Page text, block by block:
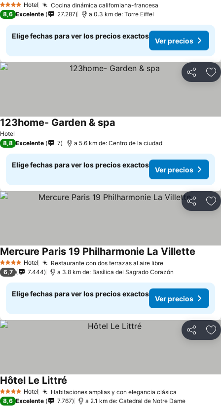
4 EstrellasHotel Cocina dinámica californiana-francesa
8,6 Excelente 27.287 a 0.3 km de: Torre Eiffel
Elige fechas para ver los precios exactos
Ver precios
Compartir
Hotel
123home- Garden & spa
8,8 Excelente 7 a 5.6 km de: Centro de la ciudad
Elige fechas para ver los precios exactos
Ver precios
Compartir
4 EstrellasHotel Restaurante con dos terrazas al aire libre
Mercure Paris 19 Philharmonie La Villette
6,7 7.444 a 3.8 km de: Basílica del Sagrado Corazón
Elige fechas para ver los precios exactos
Ver precios
Compartir
4 EstrellasHotel Habitaciones amplias y con elegancia clásica
Hôtel Le Littré
8,6 Excelente 7.767 a 2.1 km de: Catedral de Notre Dame